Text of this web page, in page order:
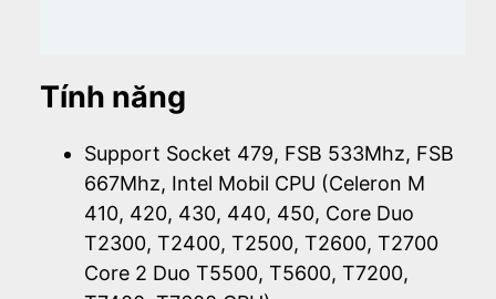
Tính năng
Support Socket 479, FSB 533Mhz, FSB
667Mhz, Intel Mobil CPU (Celeron M
410, 420, 430, 440, 450, Core Duo
T2300, T2400, T2500, T2600, T2700
Core 2 Duo T5500, T5600, T7200,